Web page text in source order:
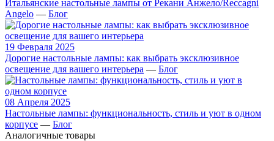
Итальянские настольные лампы от Рекани Анжело/Reccagni
Angelo — Блог
19 Февраля 2025
Дорогие настольные лампы: как выбрать эксклюзивное
освещение для вашего интерьера — Блог
08 Апреля 2025
Настольные лампы: функциональность, стиль и уют в одном
корпусе — Блог
Аналогичные товары